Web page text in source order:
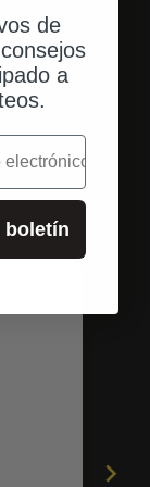
3
de
a
boletín